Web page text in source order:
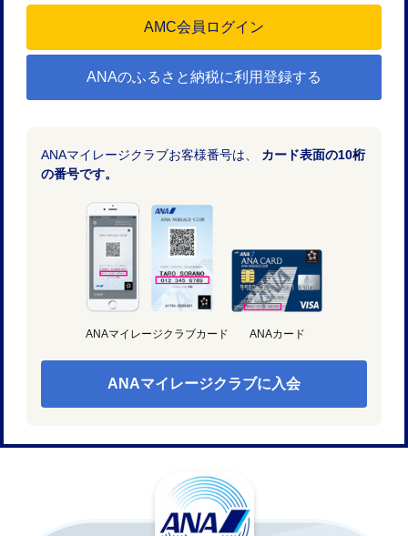
ANAのふるさと納税に利用登録する
ANAマイレージクラブお客様番号は、 カード表面の10桁
の番号です。
ANAマイレージクラブカード ANAカード
ANAマイレージクラブに入会